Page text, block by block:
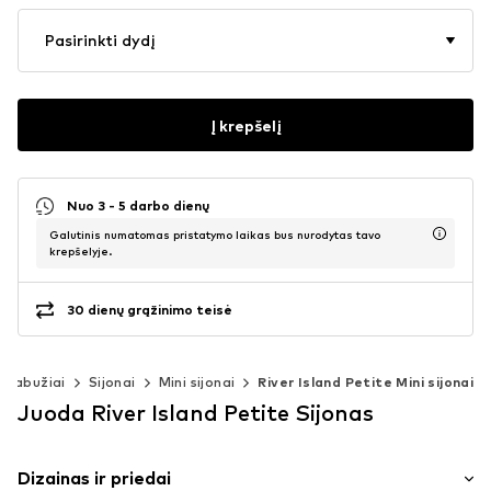
Pasirinkti dydį
Į krepšelį
Nuo 3 - 5 darbo dienų
Galutinis numatomas pristatymo laikas bus nurodytas tavo
krepšelyje.
30 dienų grąžinimo teisė
Sijonai Mini sijonai River Island Petite Mini sijonai
Juoda River Island Petite Sijonas
Dizainas ir priedai